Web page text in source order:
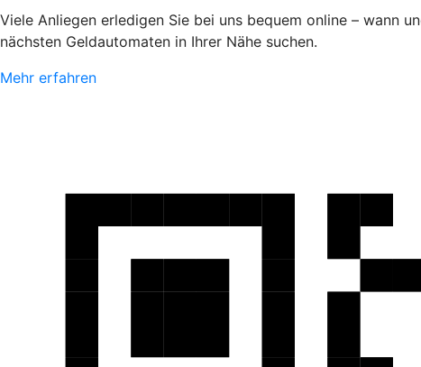
Viele Anliegen erledigen Sie bei uns bequem online – wann
nächsten Geldautomaten in Ihrer Nähe suchen.
Mehr erfahren